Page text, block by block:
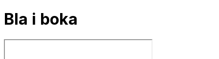
Bla i boka